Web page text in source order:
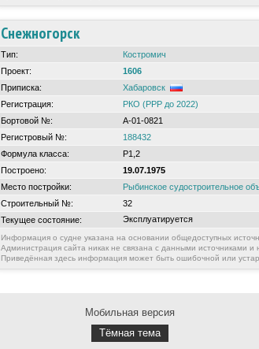
Снежногорск
Тип:
Костромич
Проект:
1606
Приписка:
Хабаровск
Регистрация:
РКО (РРР до 2022)
Бортовой №:
А-01-0821
Регистровый №:
188432
Формула класса:
Р1,2
Построено:
19.07.1975
Место постройки:
Рыбинское судостроительное
Строительный №:
32
Текущее состояние:
Эксплуатируется
Информация о судне указана на основании общедоступных
Администрация сайта никак не связана с данными источниками и
Приведённая здесь информация может быть ошибочной или
Мобильная версия
Тёмная тема